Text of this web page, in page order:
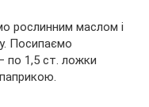
рослинним маслом і
Посипаємо
по 1,5 ст. ложки